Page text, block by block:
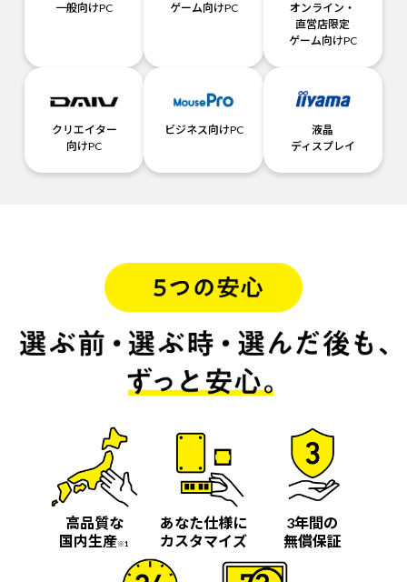
一般向けPC ゲーム向けPC
オンライン・
直営店限定
ゲーム向けPC
クリエイター
向けPC
ビジネス向けPC
液晶
ディスプレイ
高品質な
国内生産※1
あなた仕様に
カスタマイズ
3年間の
無償保証